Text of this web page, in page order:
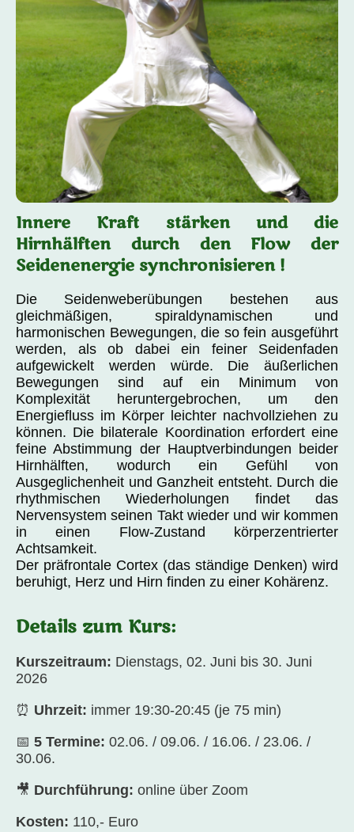
Innere Kraft stärken und die
Hirnhälften durch den Flow der
Seidenenergie synchronisieren !
Die Seidenweberübungen bestehen aus
gleichmäßigen, spiraldynamischen und
harmonischen Bewegungen, die so fein ausgeführt
werden, als ob dabei ein feiner Seidenfaden
aufgewickelt werden würde. Die äußerlichen
Bewegungen sind auf ein Minimum von
Komplexität heruntergebrochen, um den
Energiefluss im Körper leichter nachvollziehen zu
können. Die bilaterale Koordination erfordert eine
feine Abstimmung der Hauptverbindungen beider
Hirnhälften, wodurch ein Gefühl von
Ausgeglichenheit und Ganzheit entsteht. Durch die
rhythmischen Wiederholungen findet das
Nervensystem seinen Takt wieder und wir kommen
in einen Flow-Zustand körperzentrierter
Achtsamkeit.
Der präfrontale Cortex (das ständige Denken) wird
beruhigt, Herz und Hirn finden zu einer Kohärenz.
Details zum Kurs:
Kurszeitraum: Dienstags, 02. Juni bis 30. Juni
2026
⏰ Uhrzeit: immer 19:30-20:45 (je 75 min)
📅 5 Termine: 02.06. / 09.06. / 16.06. / 23.06. /
30.06.
🎥 Durchführung: online über Zoom
Kosten: 110,- Euro